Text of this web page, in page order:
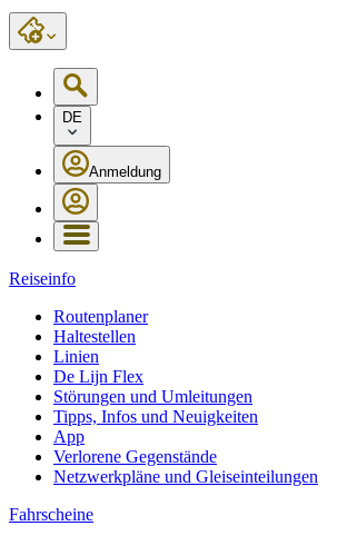
DE
Anmeldung
Reiseinfo
Routenplaner
Haltestellen
Linien
De Lijn Flex
Störungen und Umleitungen
Tipps, Infos und Neuigkeiten
App
Verlorene Gegenstände
Netzwerkpläne und Gleiseinteilungen
Fahrscheine